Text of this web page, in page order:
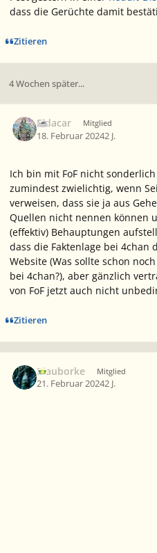
dass die Gerüchte damit
Zitieren
4 Wochen später...
Eldacar Mitglied
18. Februar 20242 J.
Ich bin mit FoF nicht
zumindest zwielichtig, wenn
verweisen, dass sie ja aus
Quellen nicht nennen können
(effektiv) Behauptungen
dass die Faktenlage bei 4chan
Website (Was sollte schon
bei 4chan?), aber gänzlich
von FoF jetzt auch nicht
Zitieren
Blauborke Mitglied
21. Februar 20242 J.